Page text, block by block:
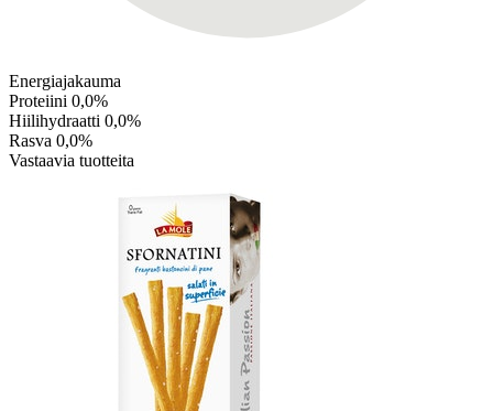
Energiajakauma
Proteiini 0,0%
Hiilihydraatti 0,0%
Rasva 0,0%
Vastaavia tuotteita